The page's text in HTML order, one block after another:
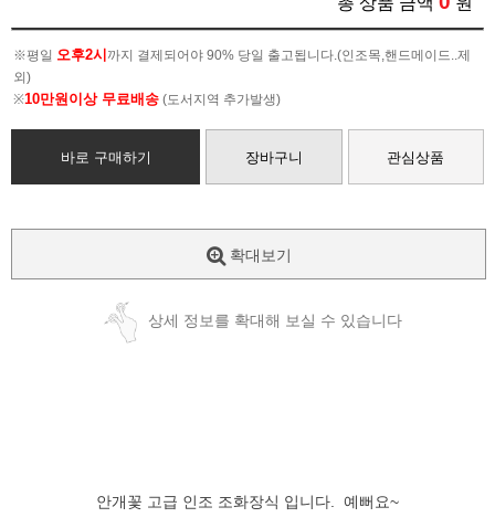
※평일 오후2시 까지 결제되어야 90% 당일 출고됩니다.(인조목,핸드메이드..제
외)
※10만원이상 무료배송 (도서지역 추가발생)
바로 구매하기 장바구니 관심상품
확대보기
상세 정보를 확대해 보실 수 있습니다
안개꽃 고급 인조 조화장식 입니다. 예뻐요~